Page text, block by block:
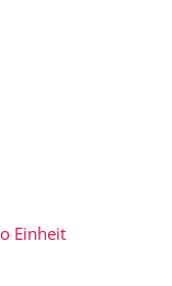
Einheit